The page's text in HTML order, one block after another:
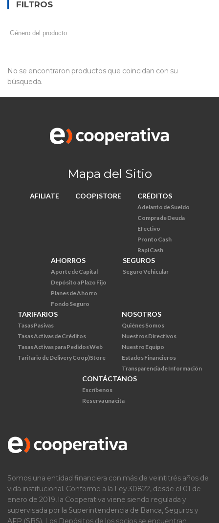
No se encontraron productos que coincidan con su
búsqueda.
FILTROS
Mapa del Sitio
AFILIATE COOP)STORE CRÉDITOS
Adelanto de Sueldo
Compra de Deuda
Efectivo
Pronto Cash
Rapi Cash
AHORROS
Aporte de Capital
Depósito a Plazo Fijo
Planes de Ahorro
Fondo Seguro
SEGUROS
Seguro Vehicular
TARIFARIOS
Tasas Pasivas
Tasas Activas de Créditos
Tasas Activas para Pedidos Web
Tarifario de Delivery Coop)Store
NOSOTROS
Quiénes Somos
Nuestros Directivos
Nuestro Equipo
Estados Financieros
Transparencia de Información
CONTÁCTANOS
Escríbenos
Reserva una cita
Somos una entidad financiera con más de veintitrés años de
vida institucional. Conforme a la Ley 30822, desde el 01 de
enero de 2019, la Cooperativa viene siendo regulada y
supervisada por la Superintendencia de Banca, Seguros y
AFP (SBS). Los Depósitos de los socios se encuentran